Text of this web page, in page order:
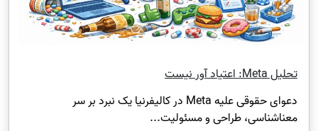
تحلیل Meta: اعتیاد آور نیست
دعوای حقوقی علیه Meta در کالیفرنیا یک نبرد بر سر
معناشناسی، طراحی و مسئولیت...